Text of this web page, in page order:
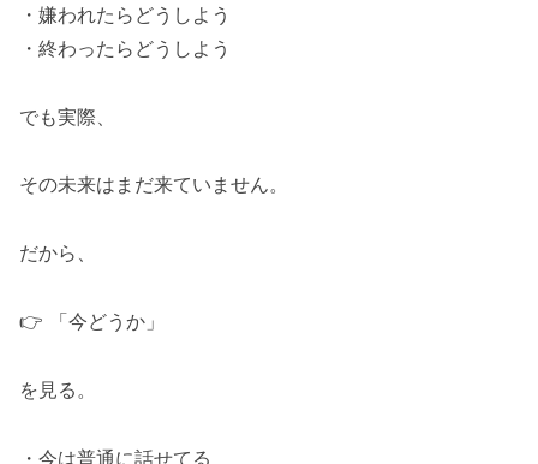
・嫌われたらどうしよう
・終わったらどうしよう
でも実際、
その未来はまだ来ていません。
だから、
👉 「今どうか」
を見る。
・今は普通に話せてる